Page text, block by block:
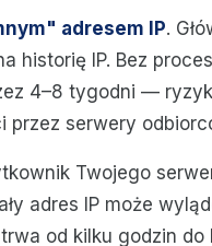
adresem IP.
historię IP. Bez
4–8 tygodni —
przez serwery
Twojego
adres IP może
od kilku godzin